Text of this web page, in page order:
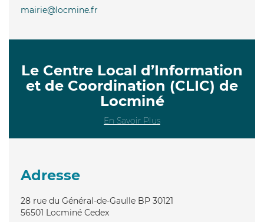
mairie@locmine.fr
Le Centre Local d’Information
et de Coordination (CLIC) de
Locminé
En Savoir Plus
Adresse
28 rue du Général-de-Gaulle BP 30121
56501 Locminé Cedex